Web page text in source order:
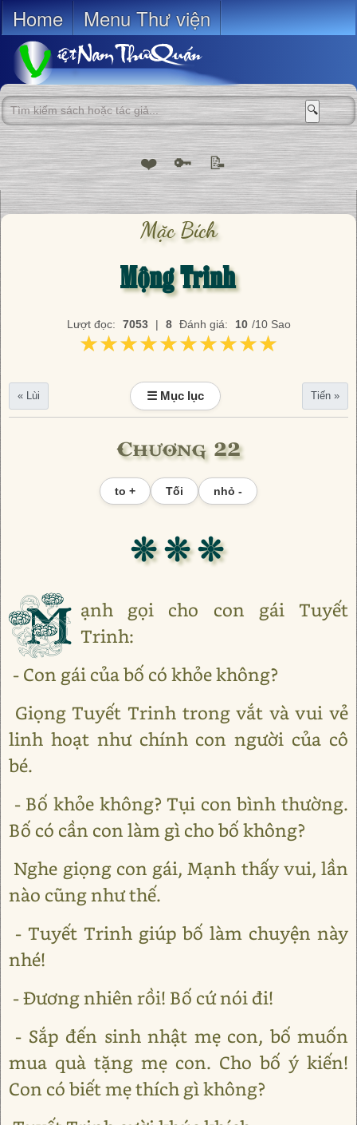
Home Menu Thư viện
🔍
❤️ 🔑 📝
Mặc Bích
Mộng Trinh
Lượt đọc: 7053 | 8 Đánh giá: 10 /10 Sao
★★★★★★★★★★
★★★★★★★★★★
« Lùi ☰ Mục lục Tiến »
Chương 22
to + Tối nhỏ -
❊ ❊ ❊
M ạnh gọi cho con gái Tuyết
Trinh:
- Con gái của bố có khỏe không?
Giọng Tuyết Trinh trong vắt và vui vẻ
linh hoạt như chính con người của cô
bé.
- Bố khỏe không? Tụi con bình thường.
Bố có cần con làm gì cho bố không?
Nghe giọng con gái, Mạnh thấy vui, lần
nào cũng như thế.
- Tuyết Trinh giúp bố làm chuyện này
nhé!
- Đương nhiên rồi! Bố cứ nói đi!
- Sắp đến sinh nhật mẹ con, bố muốn
mua quà tặng mẹ con. Cho bố ý kiến!
Con có biết mẹ thích gì không?